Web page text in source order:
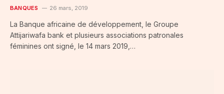
BANQUES 26 mars, 2019
La Banque africaine de développement, le Groupe
Attijariwafa bank et plusieurs associations patronales
féminines ont signé, le 14 mars 2019,…